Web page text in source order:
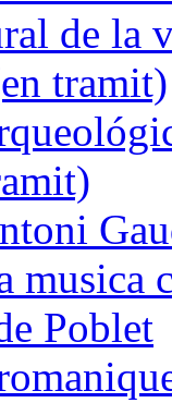
de la
tramit)
musica
Poblet